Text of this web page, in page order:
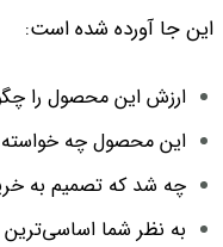
این جا آورده شده است:
ارزش این محصول را
این محصول چه خواسته
چه شد که تصمیم به
به نظر شما